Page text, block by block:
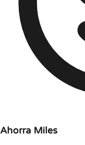
Ahorra Miles